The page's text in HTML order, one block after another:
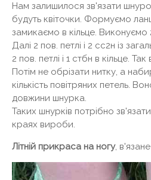
Нам залишилося зв'язати
будуть квіточки. Формуємо
замикаємо в кільце. Виконуємо
Далі 2 пов. петлі і 2 сс2н із
2 пов. петлі і 1 стбн в кільце.
Потім не обрізати нитку, а
кількість повітряних петель.
довжини шнурка.
Таких шнурків потрібно
краях вироби.
Літній прикраса на ногу,